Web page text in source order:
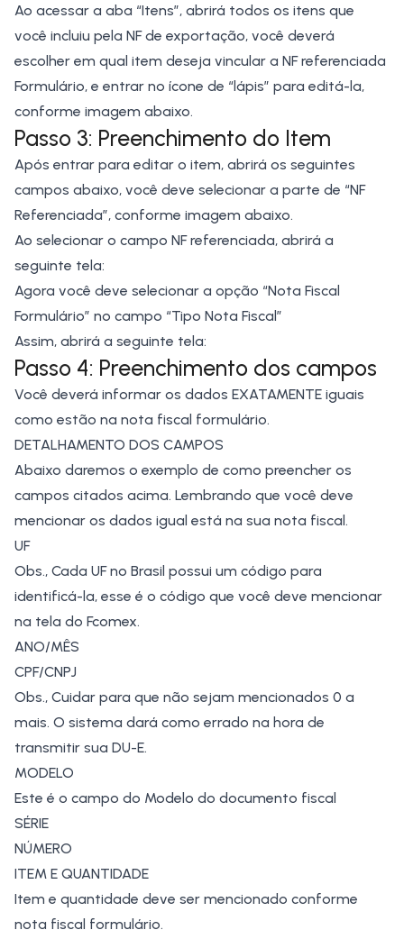
Ao acessar a aba “Itens”, abrirá todos os itens que
você incluiu pela NF de exportação, você deverá
escolher em qual item deseja vincular a NF referenciada
Formulário, e entrar no ícone de “lápis” para editá-la,
conforme imagem abaixo.
Passo 3: Preenchimento do Item
Após entrar para editar o item, abrirá os seguintes
campos abaixo, você deve selecionar a parte de “NF
Referenciada”, conforme imagem abaixo.
Ao selecionar o campo NF referenciada, abrirá a
seguinte tela:
Agora você deve selecionar a opção “Nota Fiscal
Formulário” no campo “Tipo Nota Fiscal”
Assim, abrirá a seguinte tela:
Passo 4: Preenchimento dos campos
Você deverá informar os dados EXATAMENTE iguais
como estão na nota fiscal formulário.
DETALHAMENTO DOS CAMPOS
Abaixo daremos o exemplo de como preencher os
campos citados acima. Lembrando que você deve
mencionar os dados igual está na sua nota fiscal.
UF
Obs., Cada UF no Brasil possui um código para
identificá-la, esse é o código que você deve mencionar
na tela do Fcomex.
ANO/MÊS
CPF/CNPJ
Obs., Cuidar para que não sejam mencionados 0 a
mais. O sistema dará como errado na hora de
transmitir sua DU-E.
MODELO
Este é o campo do Modelo do documento fiscal
SÉRIE
NÚMERO
ITEM E QUANTIDADE
Item e quantidade deve ser mencionado conforme
nota fiscal formulário.